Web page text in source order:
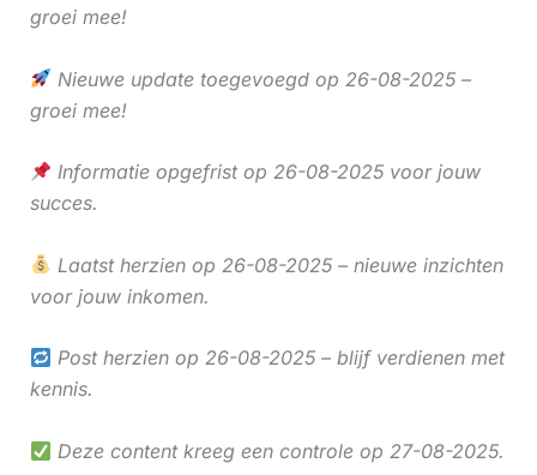
groei mee!
Nieuwe update toegevoegd op 26-08-2025 –
groei mee!
Informatie opgefrist op 26-08-2025 voor jouw
succes.
Laatst herzien op 26-08-2025 – nieuwe inzichten
voor jouw inkomen.
Post herzien op 26-08-2025 – blijf verdienen met
kennis.
Deze content kreeg een controle op 27-08-2025.